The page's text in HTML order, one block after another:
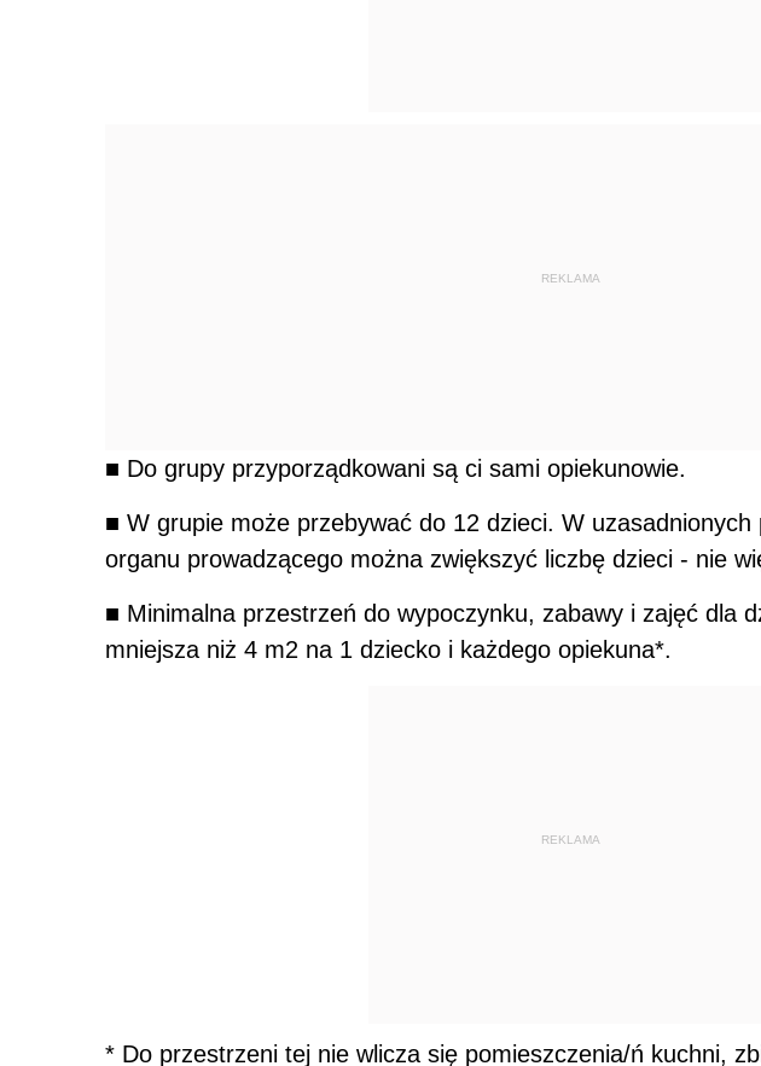
REKLAMA
■ Do grupy przyporządkowani są ci sami opiekunowie.
■ W grupie może przebywać do 12 dzieci. W
organu prowadzącego można zwiększyć liczbę dzieci - nie
■ Minimalna przestrzeń do wypoczynku, zabawy i zajęć dla
mniejsza niż 4 m2 na 1 dziecko i każdego opiekuna*.
REKLAMA
* Do przestrzeni tej nie wlicza się pomieszczenia/ń kuchni,